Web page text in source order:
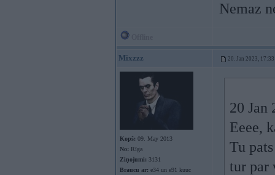
Nemaz
Mixzzz 20. Jan 2023, 17:33
Kopš: 09. May 2013
No: Rīga
Ziņojumi: 3131
Braucu ar: e34 un e91 kuuc
20 Jan
Eeee,
Tu
tur par